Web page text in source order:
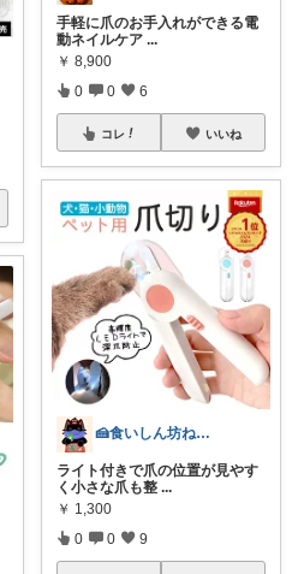
手軽に爪のお手入れができる電
動ネイルケア ...
￥ 8,900
0 0 6
コレ いいね
🍰食いしん坊ねっこ🍩毎日タロット占い
ライト付きで爪の位置が見やす
く小さな爪も整 ...
￥ 1,300
0 0 9